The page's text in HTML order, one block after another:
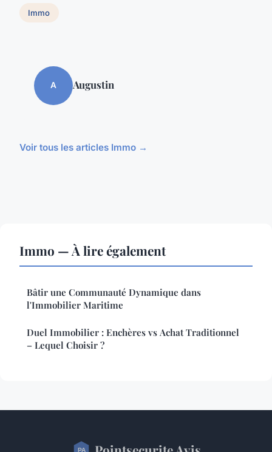
Immo
A Augustin
Voir tous les articles Immo →
Immo — À lire également
Bâtir une Communauté Dynamique dans
l'Immobilier Maritime
Duel Immobilier : Enchères vs Achat Traditionnel
– Lequel Choisir ?